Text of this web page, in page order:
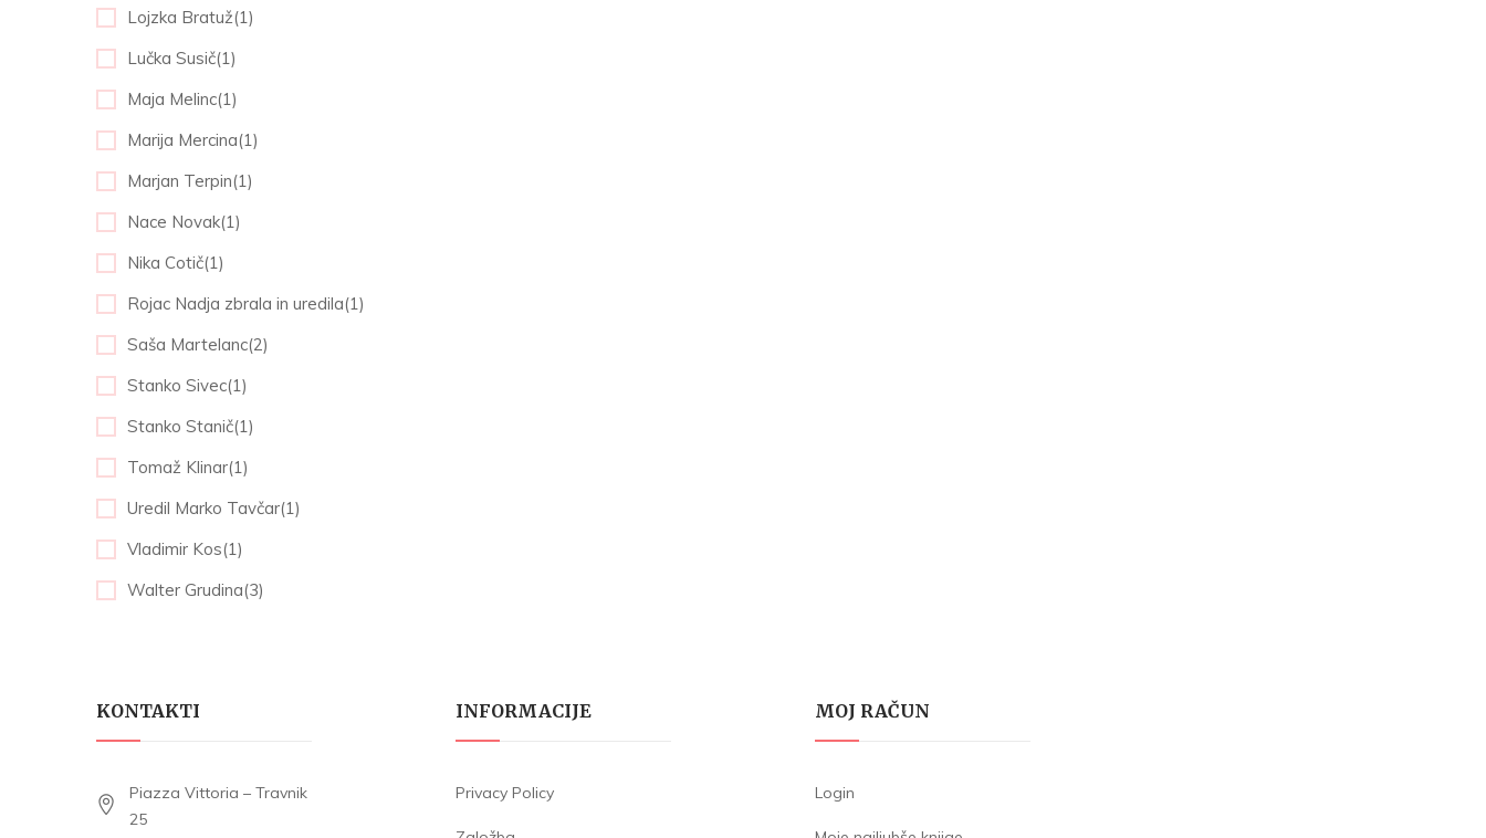
Lojzka Bratuž(1)
Lučka Susič(1)
Maja Melinc(1)
Marija Mercina(1)
Marjan Terpin(1)
Nace Novak(1)
Nika Cotič(1)
Rojac Nadja zbrala in uredila(1)
Saša Martelanc(2)
Stanko Sivec(1)
Stanko Stanič(1)
Tomaž Klinar(1)
Uredil Marko Tavčar(1)
Vladimir Kos(1)
Walter Grudina(3)
KONTAKTI
Piazza Vittoria – Travnik
25
INFORMACIJE
Privacy Policy
MOJ RAČUN
Login